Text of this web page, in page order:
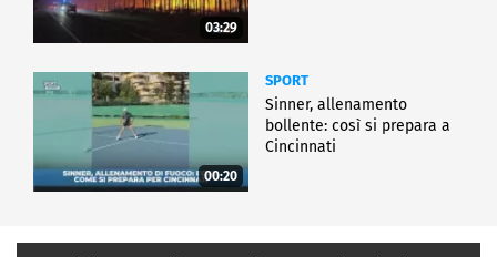
03:29
00:20
SPORT
Sinner, allenamento
bollente: così si prepara a
Cincinnati